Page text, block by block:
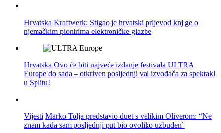
Hrvatska Kraftwerk: Stigao je hrvatski prijevod knjige o
njemačkim pionirima elektroničke glazbe
Hrvatska Ovo će biti najveće izdanje festivala ULTRA
Europe do sada – otkriven posljednji val izvođača za spektakl
u Splitu!
Vijesti Marko Tolja predstavio duet s velikim Oliverom: “Ne
znam kada sam posljednji put bio ovoliko uzbuđen”